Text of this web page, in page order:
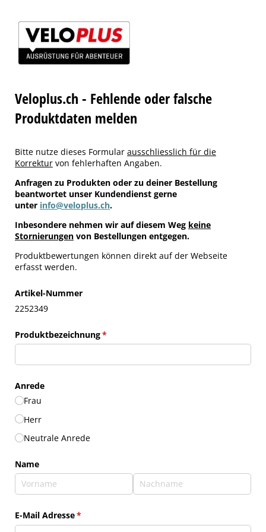
Veloplus.ch - Fehlende oder falsche
Produktdaten melden
Bitte nutze dieses Formular ausschliesslich für die
Korrektur von fehlerhaften Angaben.
Anfragen zu Produkten oder zu deiner Bestellung
beantwortet unser Kundendienst gerne
unter info@veloplus.ch.
Inbesondere nehmen wir auf diesem Weg keine
Stornierungen von Bestellungen entgegen.
Produktbewertungen können direkt auf der Webseite
erfasst werden.
Artikel-Nummer
2252349
Produktbezeichnung*
(erforderlich)
Anrede
Frau
Herr
Neutrale Anrede
Name
E-Mail Adresse*
(erforderlich)